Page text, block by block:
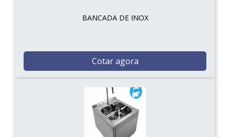
BANCADA DE INOX
Cotar agora